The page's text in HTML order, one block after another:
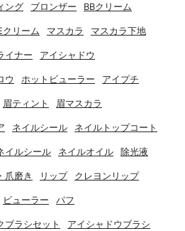
ング ブロンザー BBクリーム
クリーム マスカラ マスカラ下地
イナー アイシャドウ
ウ ホットビューラー アイプチ
眉ティント 眉マスカラ
ネイルシール ネイルトップコート
イルシール ネイルオイル 除光液
爪磨き リップ クレヨンリップ
ビューラー パフ
ブラシセット アイシャドウブラシ